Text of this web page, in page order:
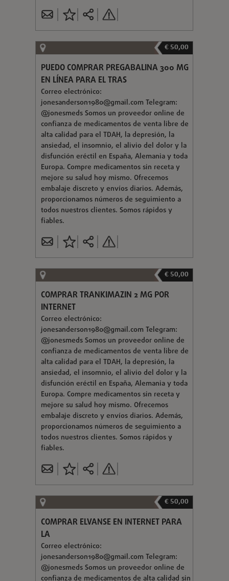
€ 50,00
PUEDO COMPRAR PREGABALINA 300 MG
EN LÍNEA PARA EL TRAS
Correo electrónico:
jonesanderson1980@gmail.com Telegram:
@jonesmeds Somos un proveedor online de
confianza de medicamentos de venta libre de
alta calidad para el TDAH, la depresión, la
ansiedad, el insomnio, el alivio del dolor y la
disfunción eréctil en España, Alemania y toda
Europa. Compre medicamentos sin receta y
mejore su salud hoy mismo. Ofrecemos
embalaje discreto y envíos diarios. Además,
proporcionamos números de seguimiento a
todos nuestros clientes. Somos rápidos y
fiables.
€ 50,00
COMPRAR TRANKIMAZIN 2 MG POR
INTERNET
Correo electrónico:
jonesanderson1980@gmail.com Telegram:
@jonesmeds Somos un proveedor online de
confianza de medicamentos de venta libre de
alta calidad para el TDAH, la depresión, la
ansiedad, el insomnio, el alivio del dolor y la
disfunción eréctil en España, Alemania y toda
Europa. Compre medicamentos sin receta y
mejore su salud hoy mismo. Ofrecemos
embalaje discreto y envíos diarios. Además,
proporcionamos números de seguimiento a
todos nuestros clientes. Somos rápidos y
fiables.
€ 50,00
COMPRAR ELVANSE EN INTERNET PARA
LA
Correo electrónico:
jonesanderson1980@gmail.com Telegram:
@jonesmeds Somos un proveedor online de
confianza de medicamentos de alta calidad sin